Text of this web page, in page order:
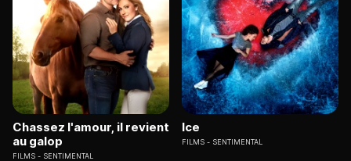
Chassez l'amour, il revient
au galop
FILMS SENTIMENTAL
Ice
FILMS SENTIMENTAL